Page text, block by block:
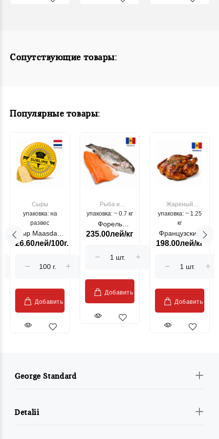
Сопутствующие товары:
Популярные товары:
Сыры
упаковка: на
развес
Сыр Maasdam
Sublime Cow
26.60лей/100г.
Добавить
Рыба и
морепродукты
упаковка: ~ 0.7 кг
Форель
лососевая
Moldovenesc"
235.00лей/кг
Добавить
Жареный
цыпленок
упаковка: ~ 1.25
кг
Французский
гриль, кг
198.00лей/кг
Добавить
George Standard
Detalii